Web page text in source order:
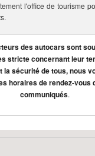
l'office de tourisme
des autocars sont
stricte concernant leur
la sécurité de tous, nous
horaires de rendez-vous
communiqués.